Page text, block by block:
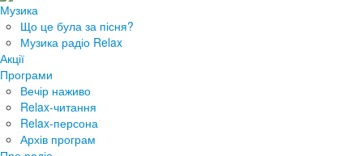
Музика
Що це була за пісня?
Музика радіо Relax
Акції
Програми
Вечір наживо
Relax-читання
Relax-персона
Архів програм